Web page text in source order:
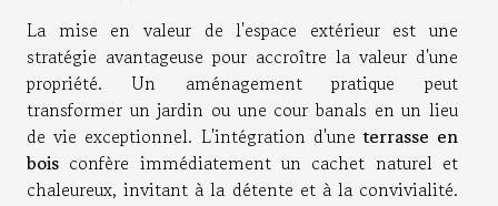
La mise en valeur de l'espace extérieur est une
stratégie avantageuse pour accroître la valeur d'une
propriété. Un aménagement pratique peut
transformer un jardin ou une cour banals en un lieu
de vie exceptionnel. L'intégration d'uneterrasse en
bois confère immédiatement un cachet naturel et
chaleureux, invitant à la détente et à la convivialité.